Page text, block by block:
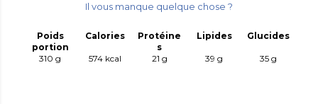
Il vous manque quelque chose ?
Poids
portion
Calories
Protéine
s
Lipides Glucides
310 g 574kcal 21 g 39 g 35 g